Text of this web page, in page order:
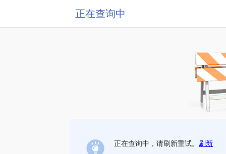
正在查询中
正在查询中，请刷新重试。 刷新